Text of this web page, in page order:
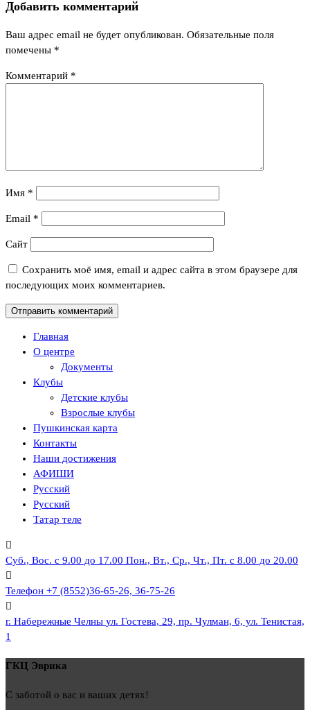
Добавить комментарий
Ваш адрес email не будет опубликован. Обязательные поля
помечены *
Комментарий *
Имя *
Email *
Сайт
Сохранить моё имя, email и адрес сайта в этом браузере для
последующих моих комментариев.
Главная
О центре
Документы
Клубы
Детские клубы
Взрослые клубы
Пушкинская карта
Контакты
Наши достижения
АФИШИ
Русский
Русский
Татар теле
Суб., Вос. с 9.00 до 17.00 Пон., Вт., Ср., Чт., Пт. с 8.00 до 20.00
Телефон +7 (8552)36-65-26, 36-75-26
г. Набережные Челны ул. Гостева, 29, пр. Чулман, 6, ул. Тенистая,
1
ГКЦ Эврика
С заботой о вас и ваших детях!